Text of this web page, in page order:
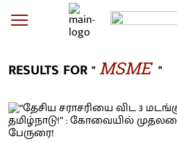
RESULTS FOR " MSME "